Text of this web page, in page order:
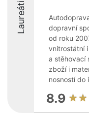
Laureáti
dopravní
od roku
vnitrostátní
a stěhovací
zboží i
nosností do
8.9